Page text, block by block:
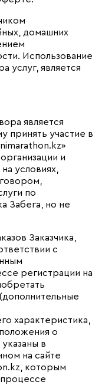
домашних
Использование
услуг, является
является
принять участие в
и
условиях,
по
Забега, но не
Заказчика,
с
регистрации на
характеристика,
о
в
на сайте
, которым
процессе